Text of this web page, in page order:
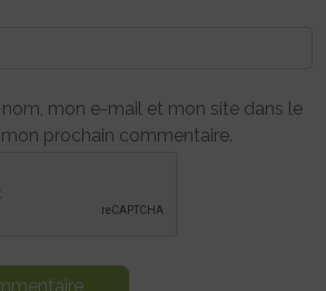
mon e-mail et mon site dans le
prochain commentaire.